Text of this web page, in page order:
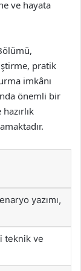
ve hayata
pratik
imkânı
önemli bir
yazımı,
teknik ve